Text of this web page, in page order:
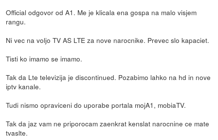
Official odgovor od A1. Me je klicala ena gospa na malo visjem
rangu.
Ni vec na voljo TV AS LTE za nove narocnike. Prevec slo kapaciet.
Tisti ko imamo se imamo.
Tak da Lte televizija je discontinued. Pozabimo lahko na hd in nove
iptv kanale.
Tudi nismo opraviceni do uporabe portala mojA1, mobiaTV.
Tak da jaz vam ne priporocam zaenkrat kenslat narocnine ce mate
tvaslte.